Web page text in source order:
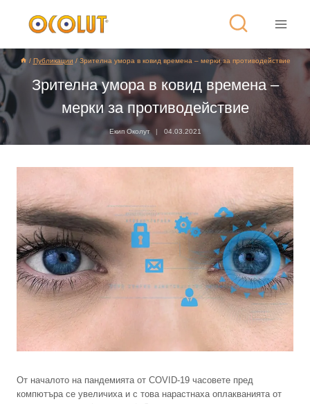
/ Публикации / Зрителна умора в ковид времена – мерки за противодействие
Зрителна умора в ковид времена –
мерки за противодействие
Екип Околут 04.03.2021
От началото на пандемията от COVID-19 часовете пред
компютъра се увеличиха и с това нарастнаха оплакванията от